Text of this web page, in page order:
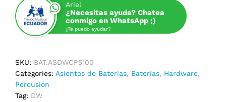
Ariel
¿Necesitas ayuda? Chatea
conmigo en WhatsApp ;)
¿Te puedo ayudar?
SKU: BAT.ASDWCP5100
Categories: Asientos de Baterias, Baterías, Hardware,
Percusión
Tag: DW